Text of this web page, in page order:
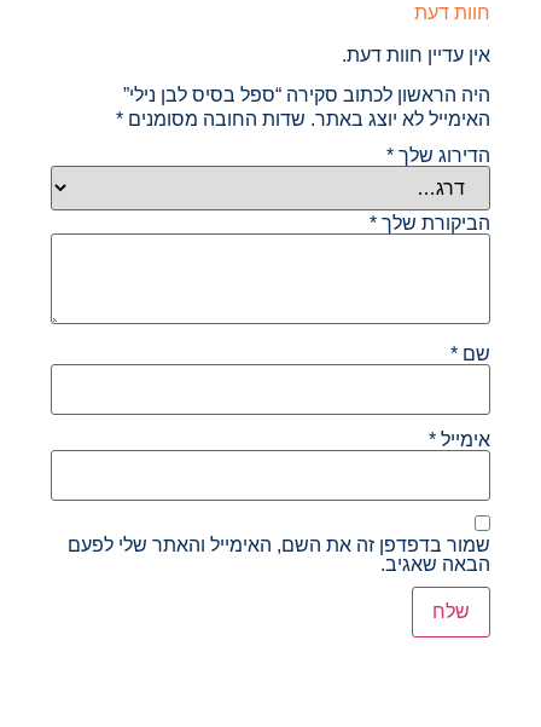
חוות דעת
אין עדיין חוות דעת.
היה הראשון לכתוב סקירה “ספל בסיס לבן נילי”
האימייל לא יוצג באתר. שדות החובה מסומנים*
הדירוג שלך*
הביקורת שלך*
שם*
אימייל*
שמור בדפדפן זה את השם, האימייל והאתר שלי לפעם
הבאה שאגיב.